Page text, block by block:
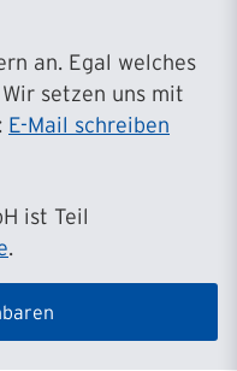
an. Egal welches
setzen uns mit
E-Mail schreiben
ist Teil
.